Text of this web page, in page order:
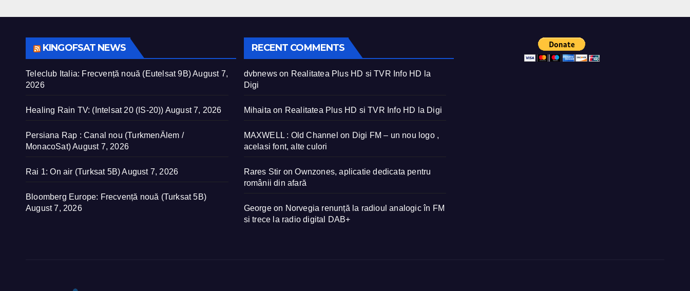
KINGOFSAT NEWS
Teleclub Italia: Frecvență nouă (Eutelsat 9B)August 7,
2026
Healing Rain TV: (Intelsat 20 (IS-20)) August 7, 2026
Persiana Rap : Canal nou (TurkmenÄlem /
MonacoSat)August 7, 2026
Rai 1: On air (Turksat 5B) August 7, 2026
Bloomberg Europe: Frecvență nouă (Turksat 5B)
August 7, 2026
RECENT COMMENTS
dvbnews on Realitatea Plus HD si TVR Info HD la
Digi
Mihaita on Realitatea Plus HD si TVR Info HD la Digi
MAXWELL : Old Channel on Digi FM – un nou logo ,
acelasi font, alte culori
Rares Stir onOwnzones, aplicatie dedicata pentru
românii din afară
Georgeon Norvegia renunță la radioul analogic în FM
si trece la radio digital DAB+